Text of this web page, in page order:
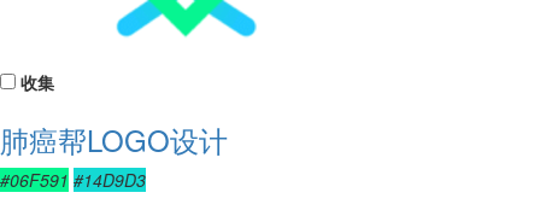
收集
肺癌帮LOGO设计
#06F591 #14D9D3